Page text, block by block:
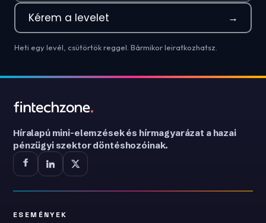
Kérem a levelet →
Heti egy levél, csütörtök reggel. Bármikor leiratkozhatsz.
Híralapú mini-elemzések és hírmagyarázat a hazai
pénzügyi szektor döntéshozóinak.
ESEMÉNYEK